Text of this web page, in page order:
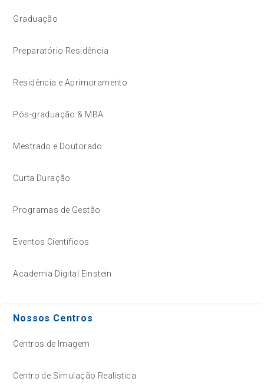
Graduação
Preparatório Residência
Residência e Aprimoramento
Pós-graduação & MBA
Mestrado e Doutorado
Curta Duração
Programas de Gestão
Eventos Científicos
Academia Digital Einstein
Nossos Centros
Centros de Imagem
Centro de Simulação Realística